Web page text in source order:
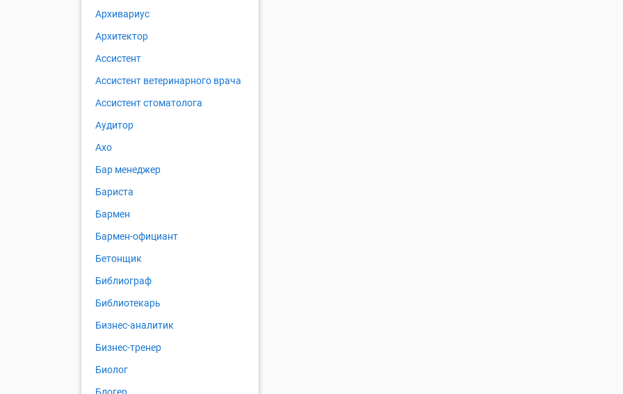
Архивариус
Архитектор
Ассистент
Ассистент ветеринарного врача
Ассистент стоматолога
Аудитор
Ахо
Бар менеджер
Бариста
Бармен
Бармен-официант
Бетонщик
Библиограф
Библиотекарь
Бизнес-аналитик
Бизнес-тренер
Биолог